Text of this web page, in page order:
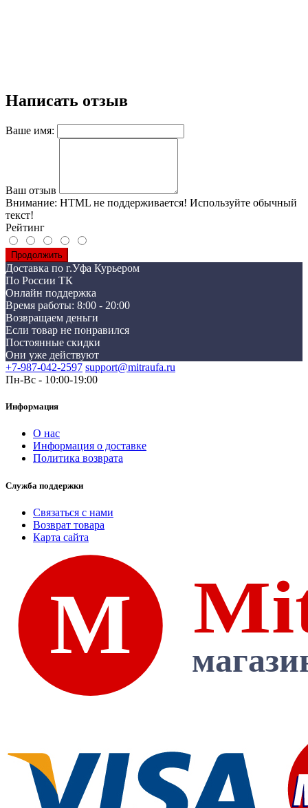
Написать отзыв
Ваше имя:
Ваш отзыв
Внимание: HTML не поддерживается! Используйте обычный
текст!
Рейтинг
Продолжить
Доставка по г.Уфа Курьером
По России ТК
Онлайн поддержка
Время работы: 8:00 - 20:00
Возвращаем деньги
Если товар не понравился
Постоянные скидки
Они уже действуют
+7-987-042-2597 support@mitraufa.ru
Пн-Вс - 10:00-19:00
Информация
О нас
Информация о доставке
Политика возврата
Служба поддержки
Связаться с нами
Возврат товара
Карта сайта